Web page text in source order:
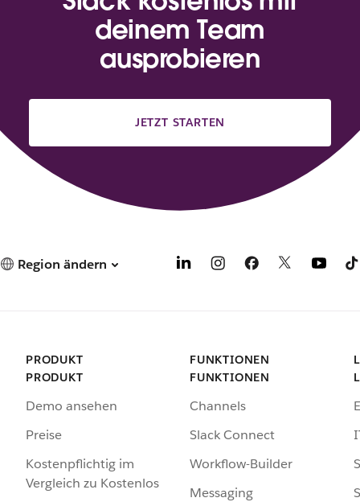
deinem Team
ausprobieren
JETZT STARTEN
Region ändern
PRODUKT
PRODUKT
Demo ansehen
Preise
Kostenpflichtig im
Vergleich zu Kostenlos
FUNKTIONEN
FUNKTIONEN
Channels
Slack Connect
Workflow-Builder
Messaging